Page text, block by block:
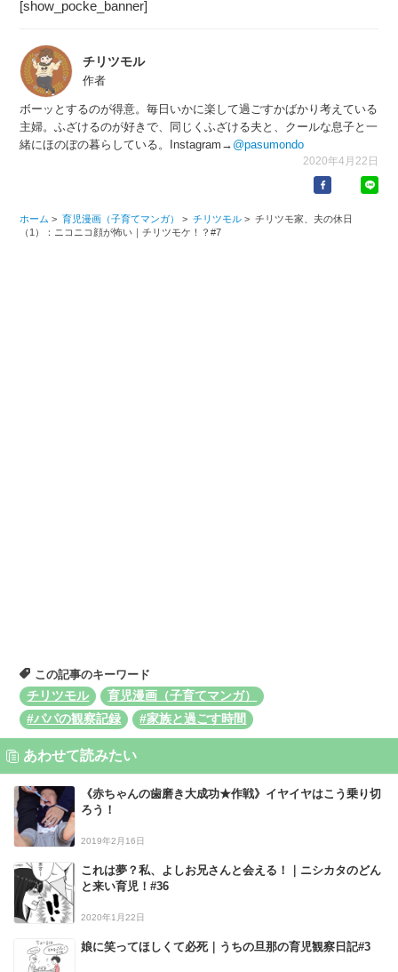
[show_pocke_banner]
チリツモル
作者
ボーッとするのが得意。毎日いかに楽して過ごすかばかり考えている
主婦。ふざけるのが好きで、同じくふざける夫と、クールな息子と一
緒にほのぼの暮らしている。Instagram→ @pasumondo
2020年4月22日
ホーム > 育児漫画（子育てマンガ） > チリツモル > チリツモ家、夫の休日
（1）：ニコニコ顔が怖い｜チリツモケ！？#7
この記事のキーワード
チリツモル
育児漫画（子育てマンガ）
#パパの観察記録
#家族と過ごす時間
あわせて読みたい
《赤ちゃんの歯磨き大成功★作戦》イヤイヤはこう乗り切
ろう！
2019年2月16日
これは夢？私、よしお兄さんと会える！｜ニシカタのどん
と来い育児！#36
2020年1月22日
娘に笑ってほしくて必死｜うちの旦那の育児観察日記#3